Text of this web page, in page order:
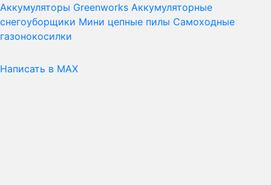
Аккумуляторы Greenworks Аккумуляторные
снегоуборщики Мини цепные пилы Самоходные
газонокосилки
Написать в MAX